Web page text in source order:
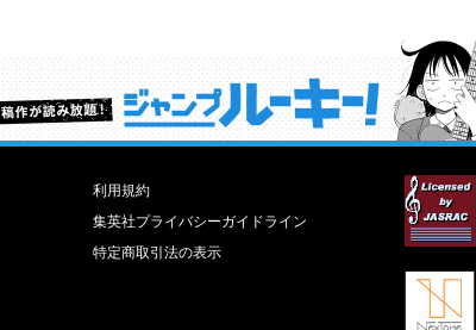
才能溢れる投稿作が読み放題！ ジャンプルーキー！
利用規約
集英社プライバシーガイドライン
特定商取引法の表示